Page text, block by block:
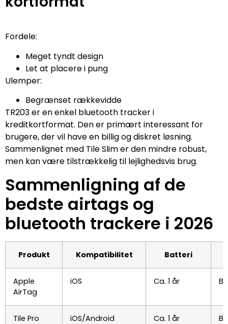
Fordele:
Meget tyndt design
Let at placere i pung
Ulemper:
Begrænset rækkevidde
TR203 er en enkel bluetooth tracker i
kreditkortformat. Den er primært interessant for
brugere, der vil have en billig og diskret løsning.
Sammenlignet med Tile Slim er den mindre robust,
men kan være tilstrækkelig til lejlighedsvis brug.
Sammenligning af de
bedste airtags og
bluetooth trackere i 2026
Produkt Kompatibilitet Batteri
Apple
AirTag
iOS Ca. 1 år
Tile Pro iOS/Android Ca. 1 år